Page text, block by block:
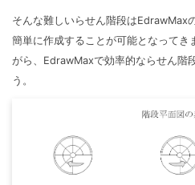
そんな難しいらせん階段はEdrawMax
簡単に作成することが可能となってき
がら、EdrawMaxで効率的ならせん階
う。